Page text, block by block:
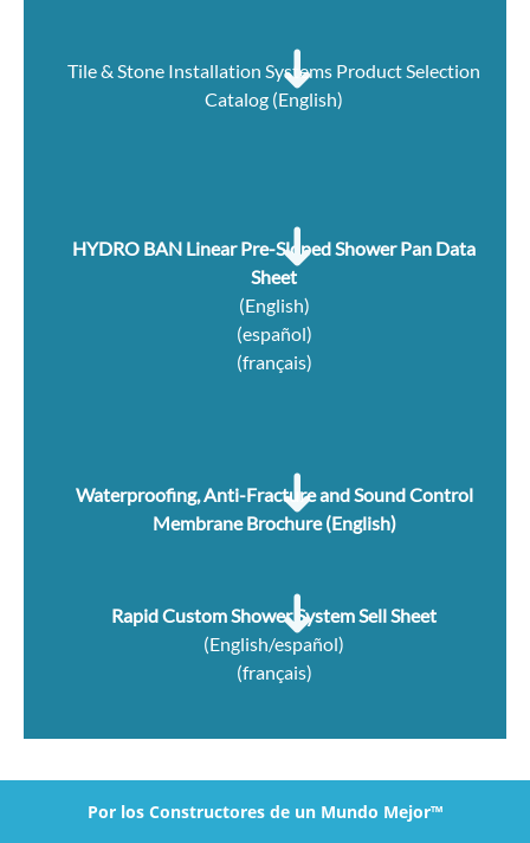
Tile & Stone Installation Systems Product Selection
Catalog (English)
HYDRO BAN Linear Pre-Sloped Shower Pan Data
Sheet
(English)
(español)
(français)
Waterproofing, Anti-Fracture and Sound Control
Membrane Brochure (English)
Rapid Custom Shower System Sell Sheet
(English/español)
(français)
Por los Constructores de un Mundo Mejor™